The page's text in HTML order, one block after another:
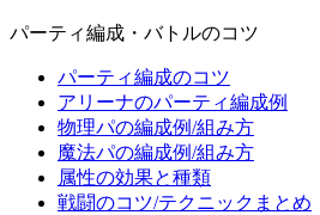
パーティ編成・バトルのコツ
パーティ編成のコツ
アリーナのパーティ編成例
物理パの編成例/組み方
魔法パの編成例/組み方
属性の効果と種類
戦闘のコツ/テクニックまとめ